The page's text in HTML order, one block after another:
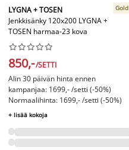
LYGNA + TOSEN
Jenkkisänky 120x200 LYGNA +
TOSEN harmaa-23 kova
Gold






850,-/SETTI
Alin 30 päivän hinta ennen
kampanjaa: 1699,- /setti (-50%)
Normaalihinta: 1699,- /setti (-50%)
+ lisää kokoja